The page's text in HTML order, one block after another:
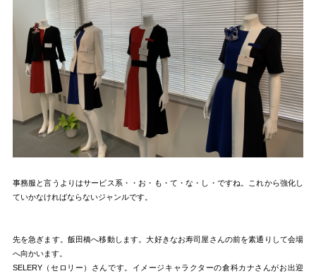
事務服と言うよりはサービス系・・お・も・て・な・し・ですね。これから強化し
ていかなければならないジャンルです。
先を急ぎます。飯田橋へ移動します。大好きなお寿司屋さんの前を素通りして会場
へ向かいます。
SELERY（セロリー）さんです。イメージキャラクターの倉科カナさんがお出迎